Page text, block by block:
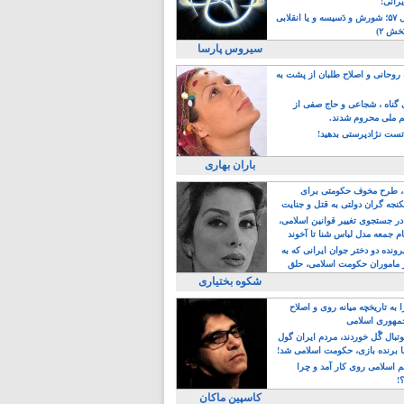
رویداد سال ۵۷؛ شورش و دَسیسه و یا انقلابی
۲)
سیروس پارسا
و اصلاح طلبان از پشت به
گناه ، شجاعی و حاج صفی از
ملی محروم شدند.
نژادپرستی بدهید!
باران بهاری
مخوف حکومتی برای
گران دولتی به قتل و جنایت
جستجوی تغییر قوانین اسلامی،
جمعه مدل لباس شنا تا آخوند
دو دختر جوان ایرانی که به
ماموران حکومت اسلامی، حلق
شکوه بختیاری
به تاریخچه میانه روی و اصلاح
اسلامی
گًل خوردند، مردم ایران گول
برنده بازی، حکومت اسلامی شد!
اسلامی روی کار آمد و چرا
کاسپین ماکان